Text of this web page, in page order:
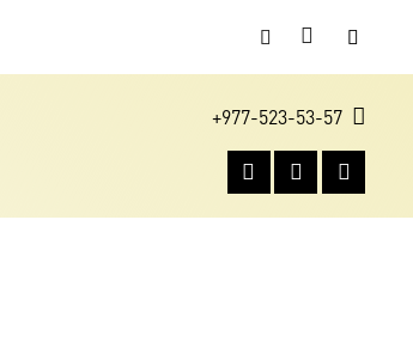
+977-523-53-57